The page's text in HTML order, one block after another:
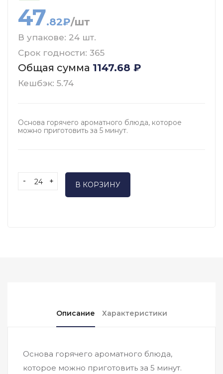
47.82₽/шт
В упакове: 24 шт.
Срок годности: 365
Общая сумма 1147.68 ₽
Кешбэк: 5.74
Основа горячего ароматного блюда, которое
можно приготовить за 5 минут.
- + В КОРЗИНУ
Описание Характеристики
Основа горячего ароматного блюда,
которое можно приготовить за 5 минут.